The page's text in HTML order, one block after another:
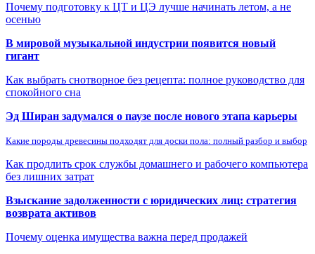
Почему подготовку к ЦТ и ЦЭ лучше начинать летом, а не
осенью
В мировой музыкальной индустрии появится новый
гигант
Как выбрать снотворное без рецепта: полное руководство для
спокойного сна
Эд Ширан задумался о паузе после нового этапа карьеры
Какие породы древесины подходят для доски пола: полный разбор и выбор
Как продлить срок службы домашнего и рабочего компьютера
без лишних затрат
Взыскание задолженности с юридических лиц: стратегия
возврата активов
Почему оценка имущества важна перед продажей